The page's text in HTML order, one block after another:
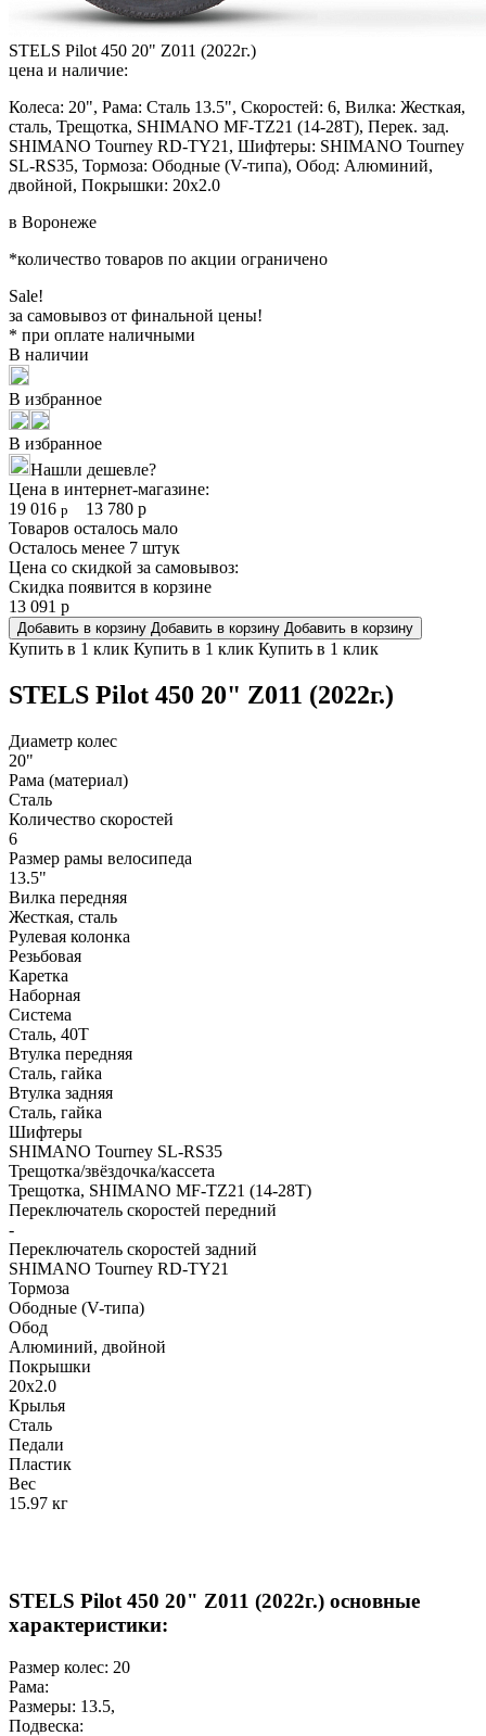
STELS Pilot 450 20" Z011 (2022г.)
цена и наличие:
Колеса: 20", Рама: Сталь 13.5", Скоростей: 6, Вилка: Жесткая,
сталь, Трещотка, SHIMANO MF-TZ21 (14-28T), Перек. зад.
SHIMANO Tourney RD-TY21, Шифтеры: SHIMANO Tourney
SL-RS35, Тормоза: Ободные (V-типа), Обод: Алюминий,
двойной, Покрышки: 20x2.0
в Воронеже
*количество товаров по акции ограничено
Sale!
за самовывоз от финальной цены!
* при оплате наличными
В наличии
В избранное
В избранное
Нашли дешевле?
Цена в интернет-магазине:
19 016 р 13 780 р
Товаров осталось мало
Осталось менее 7 штук
Цена со скидкой за самовывоз:
Скидка появится в корзине
13 091 р
Добавить в корзину Добавить в корзину Добавить в корзину
Купить в 1 клик Купить в 1 клик Купить в 1 клик
STELS Pilot 450 20" Z011 (2022г.)
Диаметр колес
20"
Рама (материал)
Сталь
Количество скоростей
6
Размер рамы велосипеда
13.5"
Вилка передняя
Жесткая, сталь
Рулевая колонка
Резьбовая
Каретка
Наборная
Система
Сталь, 40T
Втулка передняя
Сталь, гайка
Втулка задняя
Сталь, гайка
Шифтеры
SHIMANO Tourney SL-RS35
Трещотка/звёздочка/кассета
Трещотка, SHIMANO MF-TZ21 (14-28T)
Переключатель скоростей передний
-
Переключатель скоростей задний
SHIMANO Tourney RD-TY21
Тормоза
Ободные (V-типа)
Обод
Алюминий, двойной
Покрышки
20x2.0
Крылья
Сталь
Педали
Пластик
Вес
15.97 кг
STELS Pilot 450 20" Z011 (2022г.) основные
характеристики:
Размер колес: 20
Рама:
Размеры: 13.5,
Подвеска: